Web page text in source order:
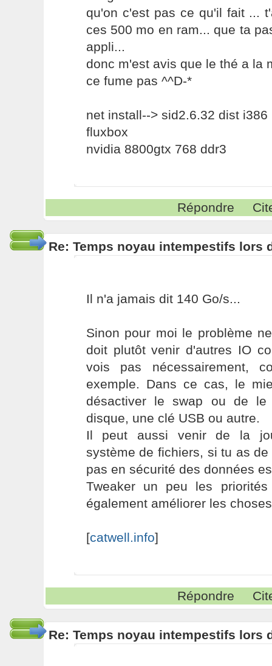
qu'on c'est pas ce qu'il fait ...
ces 500 mo en ram... que ta
appli...
donc m'est avis que le thé a la
ce fume pas ^^D-*
net install--> sid2.6.32 dist i386
fluxbox
nvidia 8800gtx 768 ddr3
Répondre
Re: Temps noyau intempestifs lors
Il n'a jamais dit 140 Go/s...
Sinon pour moi le problème
doit plutôt venir d'autres IO
vois pas nécessairement,
exemple. Dans ce cas, le
désactiver le swap ou de
disque, une clé USB ou autre.
Il peut aussi venir de la
système de fichiers, si tu as
pas en sécurité des données
Tweaker un peu les
également améliorer les
[catwell.info]
Répondre
Re: Temps noyau intempestifs lors